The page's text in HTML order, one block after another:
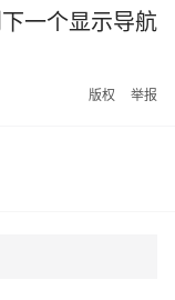
一个显示导航
版权 举报